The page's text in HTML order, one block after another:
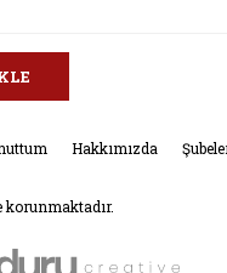
Hakkımızda
korunmaktadır.